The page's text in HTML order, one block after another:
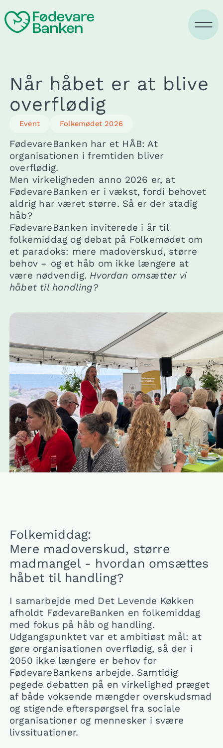
til
indholdet
Når håbet er at blive
overflødig
Event Folkemødet 2026
FødevareBanken har et HÅB: At
organisationen i fremtiden bliver
overflødig.
Men virkeligheden anno 2026 er, at
FødevareBanken er i vækst, fordi behovet
aldrig har været større. Så er der stadig
håb?
FødevareBanken inviterede i år til
folkemiddag og debat på Folkemødet om
et paradoks: mere madoverskud, større
behov – og et håb om ikke længere at
være nødvendig. Hvordan omsætter vi
håbet til handling?
Folkemiddag:
Mere madoverskud, større
madmangel - hvordan omsættes
håbet til handling?
I samarbejde med Det Levende Køkken
afholdt FødevareBanken en folkemiddag
med fokus på håb og handling.
Udgangspunktet var et ambitiøst mål: at
gøre organisationen overflødig, så der i
2050 ikke længere er behov for
FødevareBankens arbejde. Samtidig
pegede debatten på en virkelighed præget
af både voksende mængder overskudsmad
og stigende efterspørgsel fra sociale
organisationer og mennesker i svære
livssituationer.